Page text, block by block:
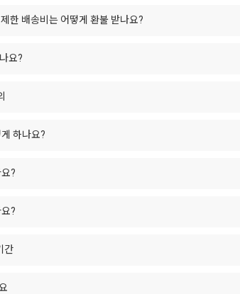
한 배송비는 어떻게 환불 받나요?
요?
하나요?
?
?
간